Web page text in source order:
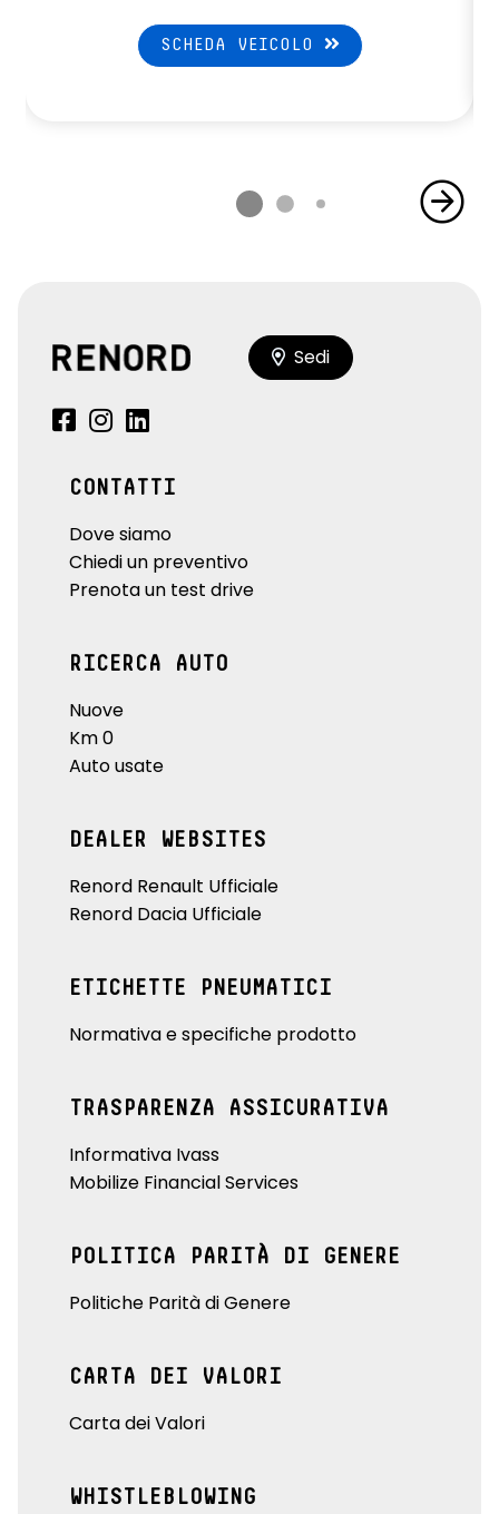
SCHEDA VEICOLO
Sedi
CONTATTI
Dove siamo
Chiedi un preventivo
Prenota un test drive
RICERCA AUTO
Nuove
Km 0
Auto usate
DEALER WEBSITES
Renord Renault Ufficiale
Renord Dacia Ufficiale
ETICHETTE PNEUMATICI
Normativa e specifiche prodotto
TRASPARENZA ASSICURATIVA
Informativa Ivass
Mobilize Financial Services
POLITICA PARITÀ DI GENERE
Politiche Parità di Genere
CARTA DEI VALORI
Carta dei Valori
WHISTLEBLOWING